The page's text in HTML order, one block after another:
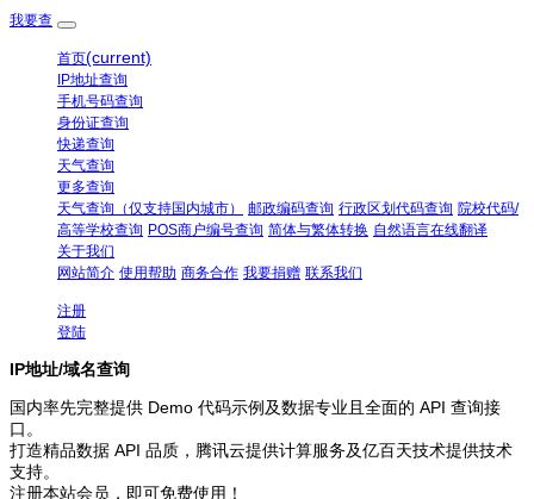
我要查
首页(current)
IP地址查询
手机号码查询
身份证查询
快递查询
天气查询
更多查询
天气查询（仅支持国内城市）
邮政编码查询 行政区划代码查询 院校代码/
高等学校查询 POS商户编号查询 简体与繁体转换 自然语言在线翻译
关于我们
网站简介 使用帮助 商务合作 我要捐赠 联系我们
注册
登陆
IP地址/域名查询
国内率先完整提供 Demo 代码示例及数据专业且全面的 API 查询接
口。
打造精品数据 API 品质，腾讯云提供计算服务及亿百天技术提供技术
支持。
注册本站会员，即可免费使用！